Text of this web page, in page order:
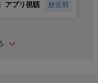
アプリ視聴 放送前